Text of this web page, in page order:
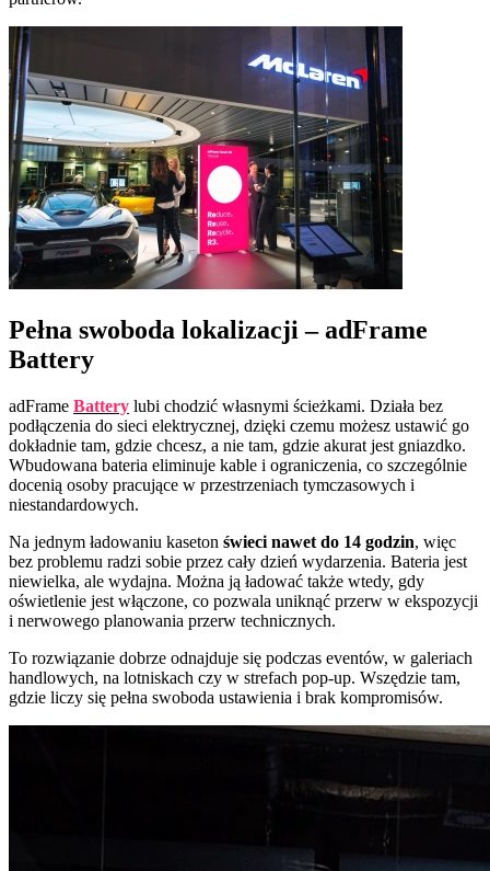
Pełna swoboda lokalizacji – adFrame
Battery
adFrame Battery lubi chodzić własnymi ścieżkami. Działa bez
podłączenia do sieci elektrycznej, dzięki czemu możesz ustawić go
dokładnie tam, gdzie chcesz, a nie tam, gdzie akurat jest gniazdko.
Wbudowana bateria eliminuje kable i ograniczenia, co szczególnie
docenią osoby pracujące w przestrzeniach tymczasowych i
niestandardowych.
Na jednym ładowaniu kaseton świeci nawet do 14 godzin, więc
bez problemu radzi sobie przez cały dzień wydarzenia. Bateria jest
niewielka, ale wydajna. Można ją ładować także wtedy, gdy
oświetlenie jest włączone, co pozwala uniknąć przerw w ekspozycji
i nerwowego planowania przerw technicznych.
To rozwiązanie dobrze odnajduje się podczas eventów, w galeriach
handlowych, na lotniskach czy w strefach pop-up. Wszędzie tam,
gdzie liczy się pełna swoboda ustawienia i brak kompromisów.